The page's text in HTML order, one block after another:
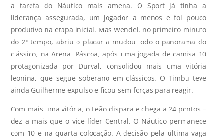
a tarefa do Náutico mais amena. O Sport já tinha a
liderança assegurada, um jogador a menos e foi pouco
produtivo na etapa inicial. Mas Wendel, no primeiro minuto
do 2º tempo, abriu o placar a mudou todo o panorama do
clássico, na Arena. Páscoa, após uma jogada de camisa 10
protagonizada por Durval, consolidou mais uma vitória
leonina, que segue soberano em clássicos. O Timbu teve
ainda Guilherme expulso e ficou sem forças para reagir.
Com mais uma vitória, o Leão dispara e chega a 24 pontos –
dez a mais que o vice-líder Central. O Náutico permanece
com 10 e na quarta colocação. A decisão pela última vaga